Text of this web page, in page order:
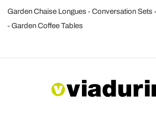
Garden Chaise Longues Conversation Sets
Garden Coffee Tables